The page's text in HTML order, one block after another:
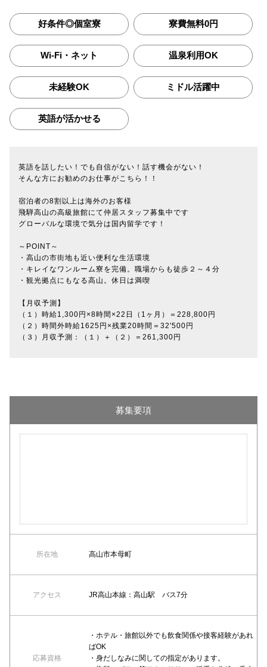
好条件◎個室寮 寮費無料0円
Wi-Fi・ネット 温泉利用OK
未経験OK ミドル活躍中
英語が活かせる
英語を話したい！でも自信がない！話す機会がない！
そんな方にお勧めのお仕事がこちら！！
宿泊者の8割以上は海外のお客様
飛騨高山の高級旅館にて仲居スタッフ募集中です
グローバルな環境で気分は国内留学です！
～POINT～
・高山の市街地も近い便利な生活環境
・キレイなワンルーム寮を完備。職場からも徒歩２～４分
・観光拠点にもなる高山。休日は満喫
【月収予測】
（１）時給1,300円×8時間×22日（1ヶ月）＝228,800円
（２）時間外時給1625円×残業20時間＝32'500円
（３）月収予測：（１）＋（２）＝261,300円
募集要項
所在地 高山市本母町
アクセス JR高山本線：高山駅 バス7分
応募資格
・ホテル・旅館以外でも飲食関係や接客経験があれ
ばOK
・身だしなみに関しての指定があります。